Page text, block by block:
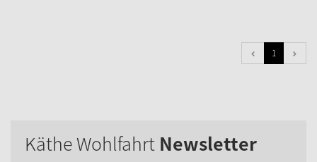
1
Käthe Wohlfahrt Newsletter